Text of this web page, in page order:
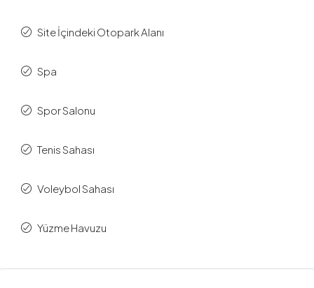
Site İçindeki Otopark Alanı
Spa
Spor Salonu
Tenis Sahası
Voleybol Sahası
Yüzme Havuzu